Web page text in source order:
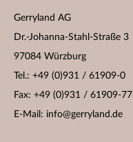
Gerryland AG
Dr.-Johanna-Stahl-Straße 3
97084 Würzburg
Tel.: +49 (0)931 / 61909-0
Fax: +49 (0)931 / 61909-77
E-Mail: info@gerryland.de